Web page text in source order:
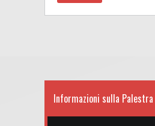
Informazioni sulla Palestra